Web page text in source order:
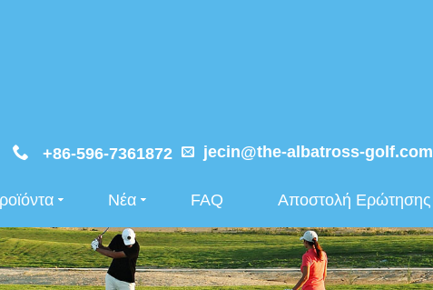
+86-596-7361872 jecin@the-albatross-golf.com
Νέα FAQ Αποστολή Ερώτησης